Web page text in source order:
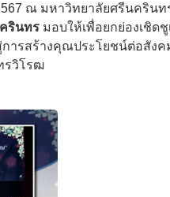
ณ มหาวิทยาลัยศรีนคริน
รินทร มอบให้เพื่อยกย่องเชิด
ารสร้างคุณประโยชน์ต่อสังค
รวิโรฒ